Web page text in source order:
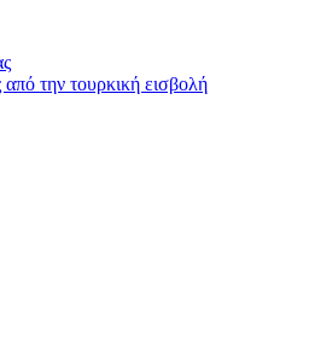
την τουρκική εισβολή